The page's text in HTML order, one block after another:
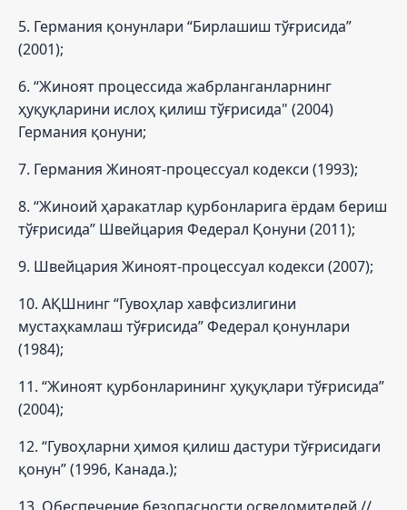
5. Германия қонунлари “Бирлашиш тўғрисида”
(2001);
6. “Жиноят процессида жабрланганларнинг
ҳуқуқларини ислоҳ қилиш тўғрисида" (2004)
Германия қонуни;
7. Германия Жиноят-процессуал кодекси (1993);
8. “Жиноий ҳаракатлар қурбонларига ёрдам бериш
тўғрисида” Швейцария Федерал Қонуни (2011);
9. Швейцария Жиноят-процессуал кодекси (2007);
10. АҚШнинг “Гувоҳлар хавфсизлигини
мустаҳкамлаш тўғрисида” Федерал қонунлари
(1984);
11. “Жиноят қурбонларининг ҳуқуқлари тўғрисида”
(2004);
12. “Гувоҳларни ҳимоя қилиш дастури тўғрисидаги
қонун” (1996, Канада.);
13. Обеспечение безопасности осведомителей //